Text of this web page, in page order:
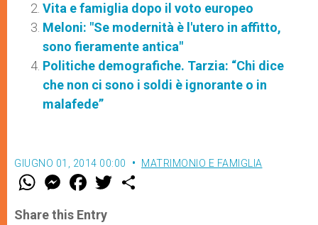
Vita e famiglia dopo il voto europeo
Meloni: "Se modernità è l'utero in affitto,
sono fieramente antica"
Politiche demografiche. Tarzia: “Chi dice
che non ci sono i soldi è ignorante o in
malafede”
GIUGNO 01, 2014 00:00 MATRIMONIO E FAMIGLIA
W
t
s
M
e
s
e
F
a
e
b
w
Share this Entry